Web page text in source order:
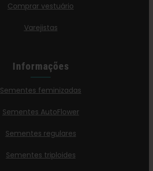
Comprar vestuário
Varejistas
Informações
Sementes feminizadas
Sementes AutoFlower
Sementes regulares
Sementes triploides